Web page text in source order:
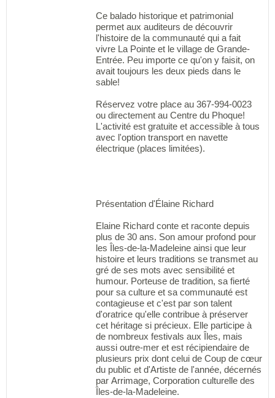
Ce balado historique et patrimonial
permet aux auditeurs de découvrir
l'histoire de la communauté qui a fait
vivre La Pointe et le village de Grande-
Entrée. Peu importe ce qu'on y faisit, on
avait toujours les deux pieds dans le
sable!
Réservez votre place au 367-994-0023
ou directement au Centre du Phoque!
L'activité est gratuite et accessible à tous
avec l'option transport en navette
électrique (places limitées).
Présentation d'Élaine Richard
Elaine Richard conte et raconte depuis
plus de 30 ans. Son amour profond pour
les Îles-de-la-Madeleine ainsi que leur
histoire et leurs traditions se transmet au
gré de ses mots avec sensibilité et
humour. Porteuse de tradition, sa fierté
pour sa culture et sa communauté est
contagieuse et c'est par son talent
d'oratrice qu'elle contribue à préserver
cet héritage si précieux. Elle participe à
de nombreux festivals aux Îles, mais
aussi outre-mer et est récipiendaire de
plusieurs prix dont celui de Coup de cœur
du public et d'Artiste de l'année, décernés
par Arrimage, Corporation culturelle des
Îles-de-la-Madeleine.